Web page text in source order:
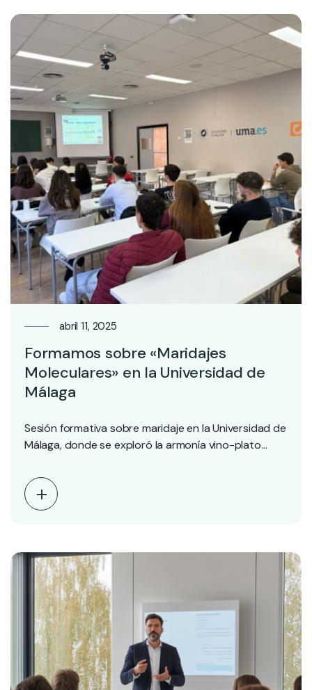
abril 11, 2025
Formamos sobre «Maridajes
Moleculares» en la Universidad de
Málaga
Sesión formativa sobre maridaje en la Universidad de
Málaga, donde se exploró la armonía vino-plato